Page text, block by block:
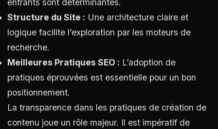
entrants sont déterminantes.
Structure du Site : Une architecture claire et
logique facilite l’exploration par les moteurs de
recherche.
Meilleures Pratiques SEO : L’adoption de
pratiques éprouvées est essentielle pour un bon
positionnement.
La transparence dans les pratiques de création de
contenu joue un rôle majeur. Il est impératif de